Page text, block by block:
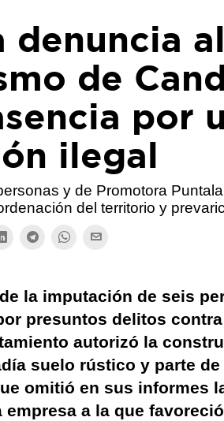
denuncia
de
por
ilegal
y de Promotora
del territorio y
la imputación de seis
presuntos delitos
autorizó la
suelo rústico y parte
omitió en sus informes
a la que favoreció